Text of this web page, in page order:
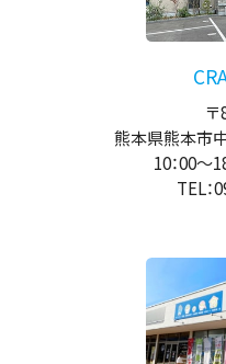
〒
熊本県熊本市
10：00～
TEL：